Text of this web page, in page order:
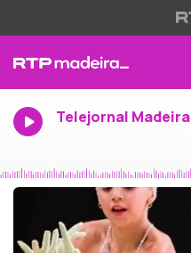
Telejornal Madeira